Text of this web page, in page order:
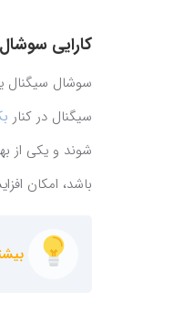
کارایی
سوشال سیگنال
سیگنال در کنار
شوند و یکی از
باشد، امکان